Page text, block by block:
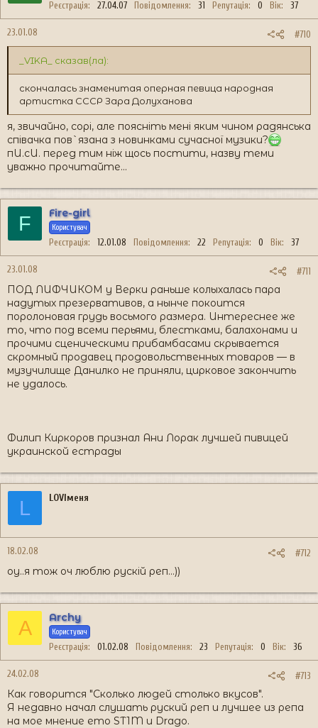
Реєстрація 27.04.07 Повідомлення 31 Репутація 0 Вік 37
23.01.08 #710
_VIKA_ сказав(ла):
скончалась знаменитая оперная певица народная
артистка СССР Зара Долуханова
я, звичайно, сорі, але поясніть мені яким чином радянська
співачка пов`язана з новинками сучасної музики?
пИ.сИ. перед тим ніж щось постити, назву теми
уважно прочитайте...
F Fire-girl
Користувач
Реєстрація 12.01.08 Повідомлення 22 Репутація 0 Вік 37
23.01.08 #711
ПОД ЛИФЧИКОМ у Верки раньше колыхалась пара
надутых презервативов, а нынче покоится
поролоновая грудь восьмого размера. Интереснее же
то, что под всеми перьями, блестками, балахонами и
прочими сценическими прибамбасами скрывается
скромный продавец продовольственных товаров — в
музучилище Данилко не приняли, цирковое закончить
не удалось.
Филип Киркоров признал Ани Лорак лучшей пивицей
украинской естрады
L LOVIменя
18.02.08 #712
оу..я тож оч люблю рускій реп...))
A Archy
Користувач
Реєстрація 01.02.08 Повідомлення 23 Репутація 0 Вік 36
24.02.08 #713
Как говорится "Сколько людей столько вкусов".
Я недавно начал слушать руский реп и лучшее из репа
на мое мнение ето ST1M и Drago.